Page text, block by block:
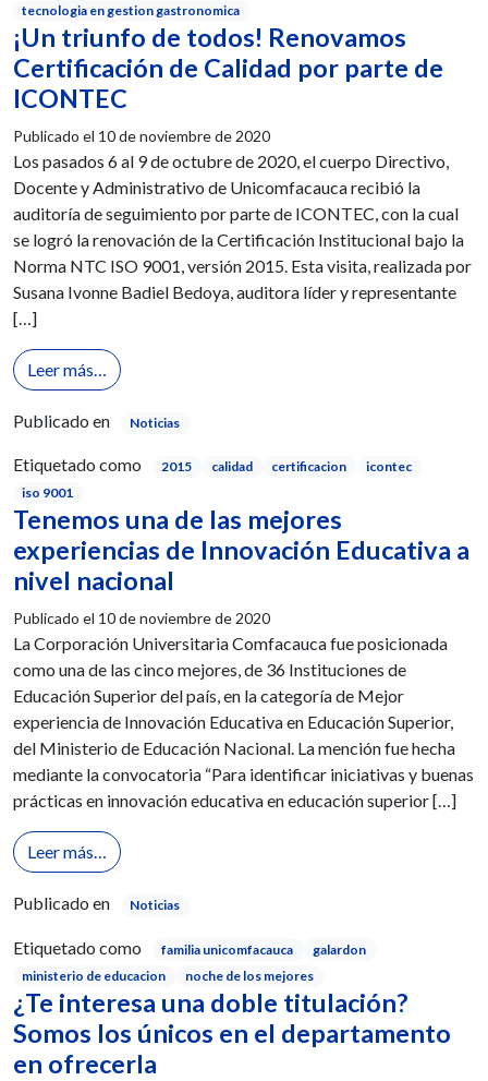
tecnologia en gestion gastronomica
¡Un triunfo de todos! Renovamos
Certificación de Calidad por parte de
ICONTEC
Publicado el 10 de noviembre de 2020
Los pasados 6 al 9 de octubre de 2020, el cuerpo Directivo,
Docente y Administrativo de Unicomfacauca recibió la
auditoría de seguimiento por parte de ICONTEC, con la cual
se logró la renovación de la Certificación Institucional bajo la
Norma NTC ISO 9001, versión 2015. Esta visita, realizada por
Susana Ivonne Badiel Bedoya, auditora líder y representante
[…]
Leer más… from ¡Un triunfo de todos! Renovamos
Publicado en Noticias
Etiquetado como 2015 calidad certificacion
icontec
iso 9001
Tenemos una de las mejores
experiencias de Innovación Educativa a
nivel nacional
Publicado el 10 de noviembre de 2020
La Corporación Universitaria Comfacauca fue posicionada
como una de las cinco mejores, de 36 Instituciones de
Educación Superior del país, en la categoría de Mejor
experiencia de Innovación Educativa en Educación Superior,
del Ministerio de Educación Nacional. La mención fue hecha
mediante la convocatoria “Para identificar iniciativas y buenas
prácticas en innovación educativa en educación superior […]
Leer más… from Tenemos una de las mejores experiencias de
Publicado en Noticias
Etiquetado como familia unicomfacauca
galardon
ministerio de educacion
noche de los mejores
¿Te interesa una doble titulación?
Somos los únicos en el departamento
en ofrecerla